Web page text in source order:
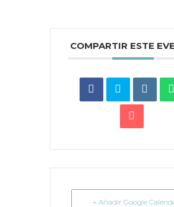
COMPARTIR ESTE
+ Añadir Google